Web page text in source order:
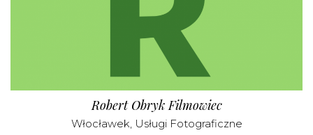
Robert Obryk Filmowiec
Włocławek, Usługi Fotograficzne